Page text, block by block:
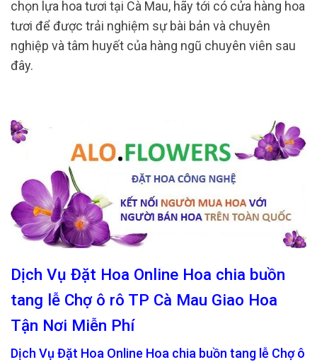
chọn lựa hoa tươi tại Cà Mau, hãy tới có cửa hàng hoa
tươi để được trải nghiệm sự bài bản và chuyên
nghiệp và tâm huyết của hàng ngũ chuyên viên sau
đây.
Dịch Vụ Đặt Hoa Online Hoa chia buồn
tang lễ Chợ ô rô TP Cà Mau Giao Hoa
Tận Nơi Miễn Phí
Dịch Vụ Đặt Hoa Online Hoa chia buồn tang lễ Chợ ô